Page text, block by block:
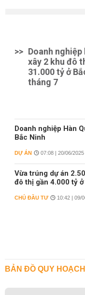
>> Doanh
xây 2 khu đô
31.000 tỷ ở
tháng 7
Doanh nghiệp Hàn
Bắc Ninh
DỰ ÁN 07:08 | 20/06/2025
Vừa trúng dự án
đô thị gần 4.000 tỷ
CHỦ ĐẦU TƯ 10:42 | 09/
BẢN ĐỒ QUY HOẠCH